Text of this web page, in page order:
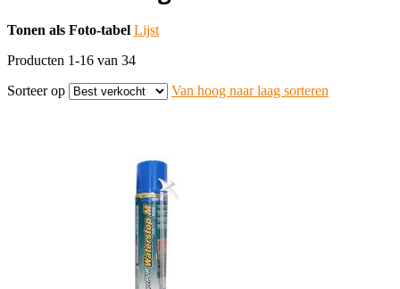
Tonen als Foto-tabel Lijst
Producten 1-16 van 34
Sorteer op
Van hoog naar laag sorteren